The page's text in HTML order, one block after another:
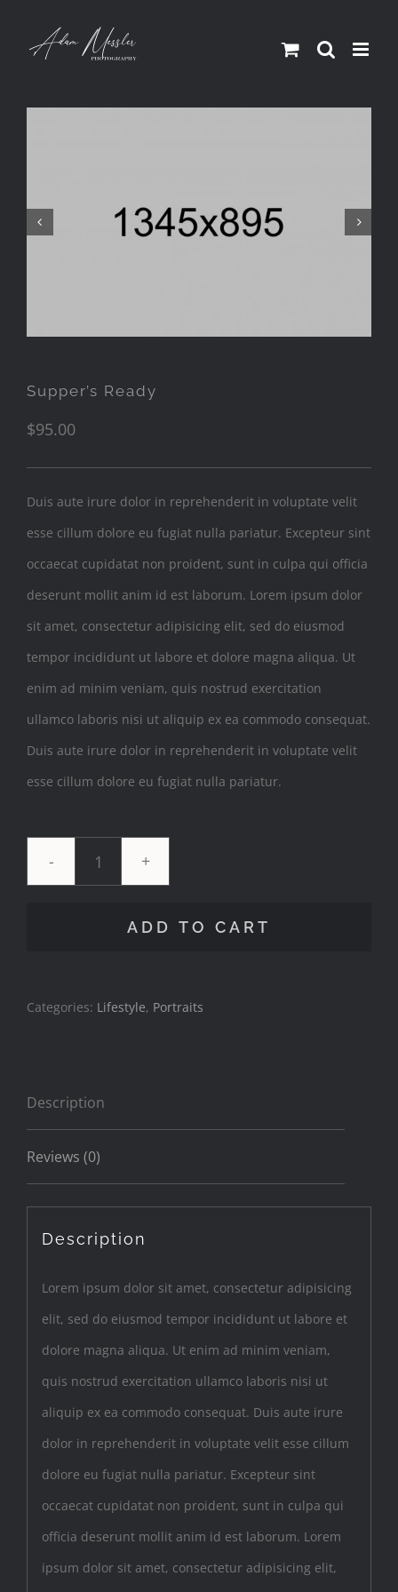
 
Supper’s Ready
$95.00
Duis aute irure dolor in reprehenderit in voluptate velit
esse cillum dolore eu fugiat nulla pariatur. Excepteur sint
occaecat cupidatat non proident, sunt in culpa qui officia
deserunt mollit anim id est laborum. Lorem ipsum dolor
sit amet, consectetur adipisicing elit, sed do eiusmod
tempor incididunt ut labore et dolore magna aliqua. Ut
enim ad minim veniam, quis nostrud exercitation
ullamco laboris nisi ut aliquip ex ea commodo consequat.
Duis aute irure dolor in reprehenderit in voluptate velit
esse cillum dolore eu fugiat nulla pariatur.
quantity
ADD TO CART
Categories: Lifestyle, Portraits
Description
Reviews (0)
Description
Lorem ipsum dolor sit amet, consectetur adipisicing
elit, sed do eiusmod tempor incididunt ut labore et
dolore magna aliqua. Ut enim ad minim veniam,
quis nostrud exercitation ullamco laboris nisi ut
aliquip ex ea commodo consequat. Duis aute irure
dolor in reprehenderit in voluptate velit esse cillum
dolore eu fugiat nulla pariatur. Excepteur sint
occaecat cupidatat non proident, sunt in culpa qui
officia deserunt mollit anim id est laborum. Lorem
ipsum dolor sit amet, consectetur adipisicing elit,